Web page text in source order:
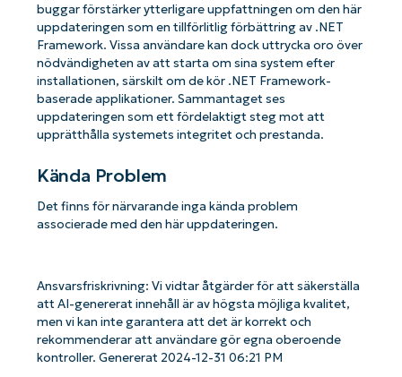
buggar förstärker ytterligare uppfattningen om den här
uppdateringen som en tillförlitlig förbättring av .NET
Framework. Vissa användare kan dock uttrycka oro över
nödvändigheten av att starta om sina system efter
installationen, särskilt om de kör .NET Framework-
baserade applikationer. Sammantaget ses
uppdateringen som ett fördelaktigt steg mot att
upprätthålla systemets integritet och prestanda.
Kända Problem
Det finns för närvarande inga kända problem
associerade med den här uppdateringen.
Ansvarsfriskrivning: Vi vidtar åtgärder för att säkerställa
att AI-genererat innehåll är av högsta möjliga kvalitet,
men vi kan inte garantera att det är korrekt och
rekommenderar att användare gör egna oberoende
kontroller. Genererat 2024-12-31 06:21 PM
Kom igång med NinjaOne AI-drivna